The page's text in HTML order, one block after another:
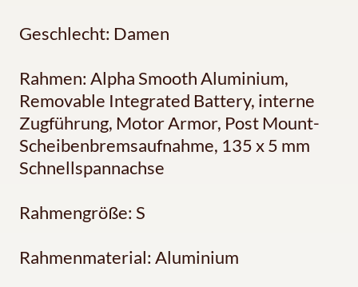
Geschlecht: Damen
Rahmen: Alpha Smooth Aluminium,
Removable Integrated Battery, interne
Zugführung, Motor Armor, Post Mount-
Scheibenbremsaufnahme, 135 x 5 mm
Schnellspannachse
Rahmengröße: S
Rahmenmaterial: Aluminium